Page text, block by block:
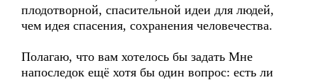
плодотворной, спасительной идеи для людей,
чем идея спасения, сохранения человечества.
Полагаю, что вам хотелось бы задать Мне
напоследок ещё хотя бы один вопрос: есть ли